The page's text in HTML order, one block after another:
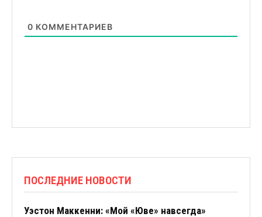
0 КОММЕНТАРИЕВ
ПОСЛЕДНИЕ НОВОСТИ
Уэстон Маккенни: «Мой «Юве» навсегда»